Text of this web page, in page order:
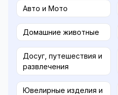
Авто и Мото
Домашние животные
Досуг, путешествия и
развлечения
Ювелирные изделия и